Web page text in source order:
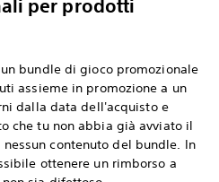
per prodotti
bundle di gioco promozionale
assieme in promozione a un
dalla data dell'acquisto e
che tu non abbia già avviato il
contenuto del bundle. In
ottenere un rimborso a